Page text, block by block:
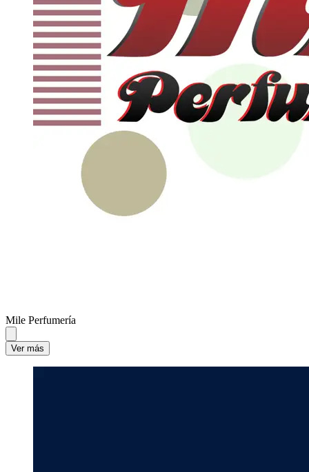
Mile Perfumería
Ver más